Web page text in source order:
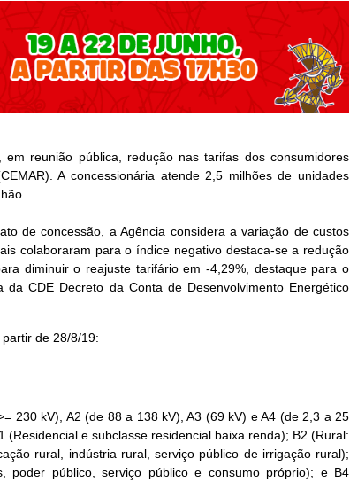
reunião pública, redução nas tarifas dos consumidores
A concessionária atende 2,5 milhões de unidades
de concessão, a Agência considera a variação de custos
colaboraram para o índice negativo destaca-se a redução
diminuir o reajuste tarifário em -4,29%, destaque para o
CDE Decreto da Conta de Desenvolvimento Energético
de 28/8/19:
230 kV), A2 (de 88 a 138 kV), A3 (69 kV) e A4 (de 2,3 a 25
e subclasse residencial baixa renda); B2 (Rural:
rural, indústria rural, serviço público de irrigação rural);
poder público, serviço público e consumo próprio); e B4